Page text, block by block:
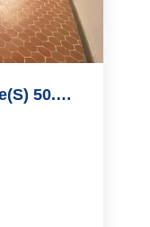
Appartement Ollioules 2 Pièce(s) 50.46 M2